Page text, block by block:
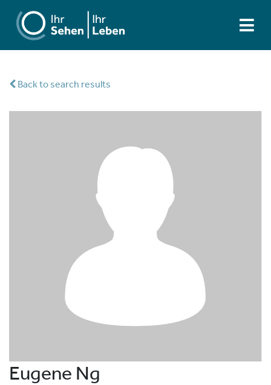
Back to search results
Eugene Ng